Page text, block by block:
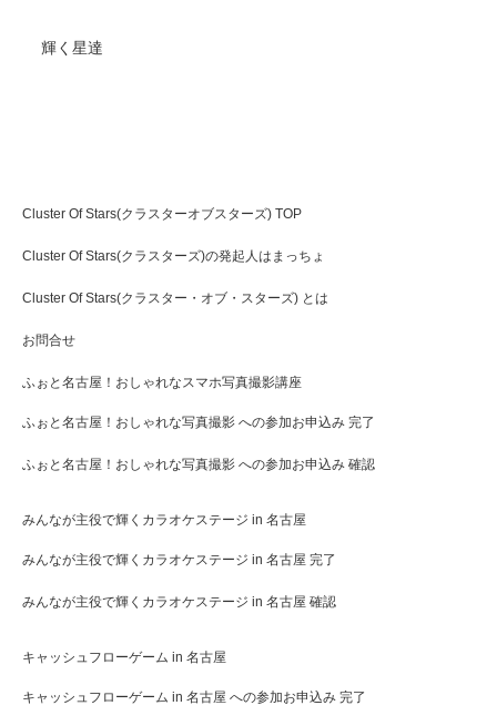
輝く星達
人達が集まる場
Cluster Of Stars(クラスターオブスターズ) TOP
Cluster Of Stars(クラスターズ)の発起人はまっちょ
Cluster Of Stars(クラスター・オブ・スターズ) とは
お問合せ
ふぉと名古屋！おしゃれなスマホ写真撮影講座
ふぉと名古屋！おしゃれな写真撮影 への参加お申込み 完了
ふぉと名古屋！おしゃれな写真撮影 への参加お申込み 確認
みんなが主役で輝くカラオケステージ in 名古屋
みんなが主役で輝くカラオケステージ in 名古屋 完了
みんなが主役で輝くカラオケステージ in 名古屋 確認
キャッシュフローゲーム in 名古屋
キャッシュフローゲーム in 名古屋 への参加お申込み 完了